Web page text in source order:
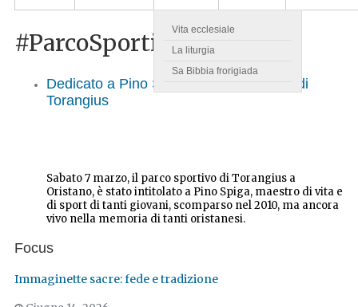
Vita ecclesiale
La liturgia
Sa Bibbia frorigiada
#ParcoSportivo
Dedicato a Pino Spiga il parco sportivo di
Torangius
Sabato 7 marzo, il parco sportivo di Torangius a
Oristano, è stato intitolato a Pino Spiga, maestro di vita e
di sport di tanti giovani, scomparso nel 2010, ma ancora
vivo nella memoria di tanti oristanesi.
Focus
Immaginette sacre: fede e tradizione